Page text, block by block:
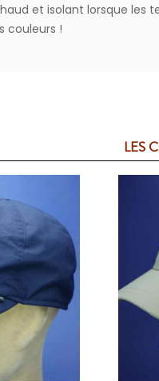
et isolant lorsque les
couleurs !
LES